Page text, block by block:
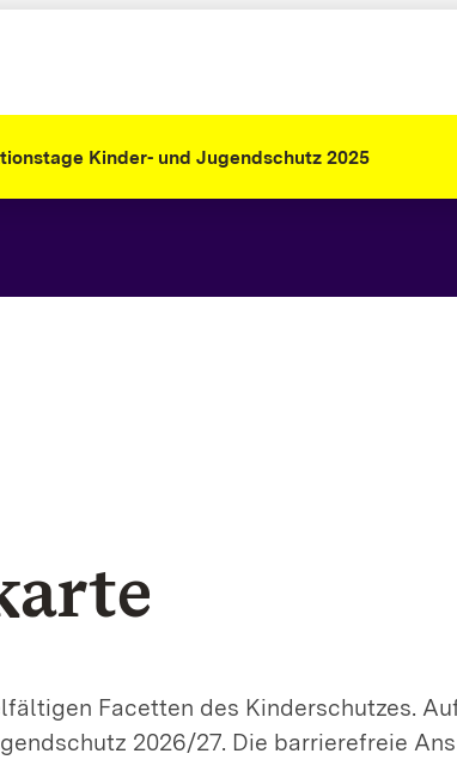
Kinder- und Jugendschutz 2025
Facetten des Kinderschutzes.
2026/27. Die barrierefreie